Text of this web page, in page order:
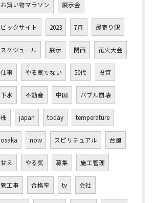
お買い物マラソン 展示会
ビックサイト 2023 7月 最寄り駅
スケジュール 展示 関西 花火大会
仕事 やる気でない 50代 投資
下水 不動産 中国 バブル崩壊
株 japan today temperature
osaka now スピリチュアル 台風
甘え やる気 募集 施工管理
管工事 合格率 tv 会社